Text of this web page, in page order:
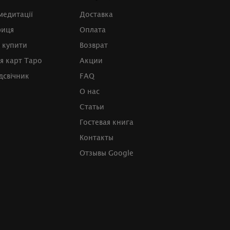
карт Таро
Доставка
Оплата
Возврат
Акции
FAQ
О нас
Статьи
Гостевая книга
Контакты
Отзывы Google